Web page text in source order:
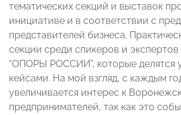
тематических секций и выставок
инициативе и в соответствии с
представителей бизнеса.
секции среди спикеров и экспертов
“ОПОРЫ РОССИИ”, которые делятся
кейсами. На мой взгляд, с каждым
увеличивается интерес к
предпринимателей, так как это